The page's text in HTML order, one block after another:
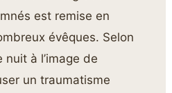
est remise en
évêques. Selon
à l’image de
un traumatisme